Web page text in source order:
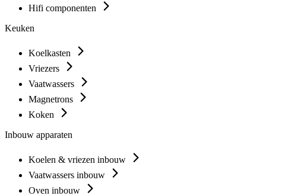
Hifi componenten
Keuken
Koelkasten
Vriezers
Vaatwassers
Magnetrons
Koken
Inbouw apparaten
Koelen & vriezen inbouw
Vaatwassers inbouw
Oven inbouw